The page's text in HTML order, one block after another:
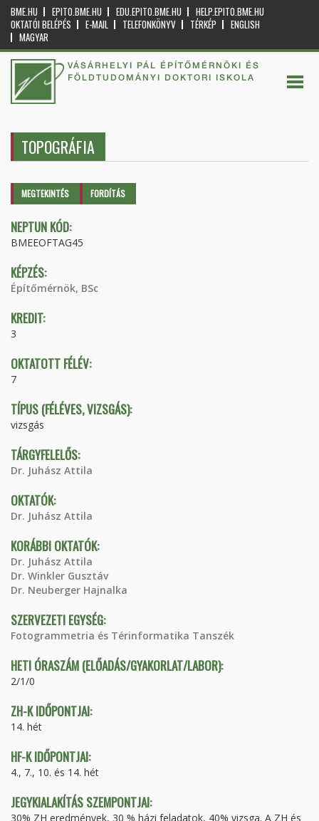
BME.HU EPITO.BME.HU EDU.EPITO.BME.HU
HELP.EPITO.BME.HU
OKTATÓI BELÉPÉS
E-MAIL TELEFONKÖNYV TÉRKÉP
ENGLISH
MAGYAR
VÁSÁRHELYI PÁL ÉPÍTŐMÉRNÖKI ÉS
FÖLDTUDOMÁNYI DOKTORI ISKOLA
TOPOGRÁFIA
Elsődleges fülek
MEGTEKINTÉS (AKTÍVFORDÍTÁS
NEPTUN KÓD:
BMEEOFTAG45
KÉPZÉS:
Építőmérnök, BSc
KREDIT:
3
OKTATOTT FÉLÉV:
7
TÍPUS (FÉLÉVES, VIZSGÁS):
vizsgás
TÁRGYFELELŐS:
Dr. Juhász Attila
OKTATÓK:
Dr. Juhász Attila
KORÁBBI OKTATÓK:
Dr. Juhász Attila
Dr. Winkler Gusztáv
Dr. Neuberger Hajnalka
SZERVEZETI EGYSÉG:
Fotogrammetria és Térinformatika Tanszék
HETI ÓRASZÁM (ELŐADÁS/GYAKORLAT/LABOR):
2/1/0
ZH-K IDŐPONTJAI:
14. hét
HF-K IDŐPONTJAI:
4., 7., 10. és 14. hét
JEGYKIALAKÍTÁS SZEMPONTJAI:
30% ZH eredmények, 30 % házi feladatok, 40% vizsga. A ZH és